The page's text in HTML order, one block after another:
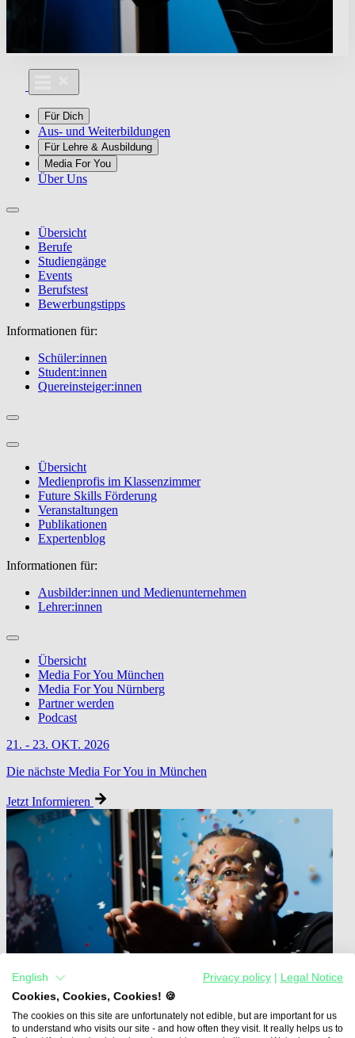
Für Dich
Aus- und Weiterbildungen
Für Lehre & Ausbildung
Media For You
Über Uns
Übersicht
Berufe
Studiengänge
Events
Berufstest
Bewerbungstipps
Informationen für:
Schüler:innen
Student:innen
Quereinsteiger:innen
Übersicht
Medienprofis im Klassenzimmer
Future Skills Förderung
Veranstaltungen
Publikationen
Expertenblog
Informationen für:
Ausbilder:innen und Medienunternehmen
Lehrer:innen
Übersicht
Media For You München
Media For You Nürnberg
Partner werden
Podcast
21. - 23. OKT. 2026
Die nächste Media For You in München
Jetzt Informieren
English Privacy policy
Legal Notice
Cookies, Cookies, Cookies! 🍪
The cookies on this site are unfortunately not edible, but are important for us
to understand who visits our site - and how often they visit. It really helps us to